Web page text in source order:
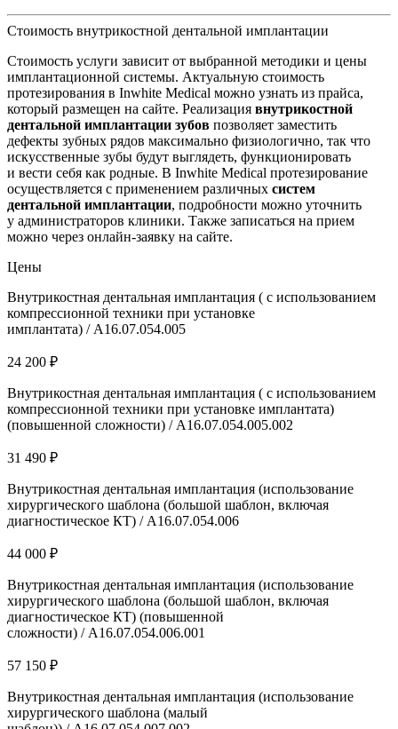
Стоимость внутрикостной дентальной имплантации
Стоимость услуги зависит от выбранной методики и цены
имплантационной системы. Актуальную стоимость
протезирования в Inwhite Medical можно узнать из прайса,
который размещен на сайте. Реализация внутрикостной
дентальной имплантации зубов позволяет заместить
дефекты зубных рядов максимально физиологично, так что
искусственные зубы будут выглядеть, функционировать
и вести себя как родные. В Inwhite Medical протезирование
осуществляется с применением различных систем
дентальной имплантации, подробности можно уточнить
у администраторов клиники. Также записаться на прием
можно через онлайн-заявку на сайте.
Цены
Внутрикостная дентальная имплантация ( с использованием
компрессионной техники при установке
имплантата) / А16.07.054.005
24 200 ₽
Внутрикостная дентальная имплантация ( с использованием
компрессионной техники при установке имплантата)
(повышенной сложности) / А16.07.054.005.002
31 490 ₽
Внутрикостная дентальная имплантация (использование
хирургического шаблона (большой шаблон, включая
диагностическое КТ) / А16.07.054.006
44 000 ₽
Внутрикостная дентальная имплантация (использование
хирургического шаблона (большой шаблон, включая
диагностическое КТ) (повышенной
сложности) / А16.07.054.006.001
57 150 ₽
Внутрикостная дентальная имплантация (использование
хирургического шаблона (малый